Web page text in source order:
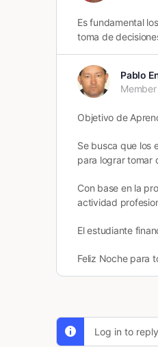
Es fundamental
toma de
Pablo
Member
Objetivo de
Se busca que los
para lograr tomar
Con base en la
actividad
El estudiante
Feliz Noche para
Log in to